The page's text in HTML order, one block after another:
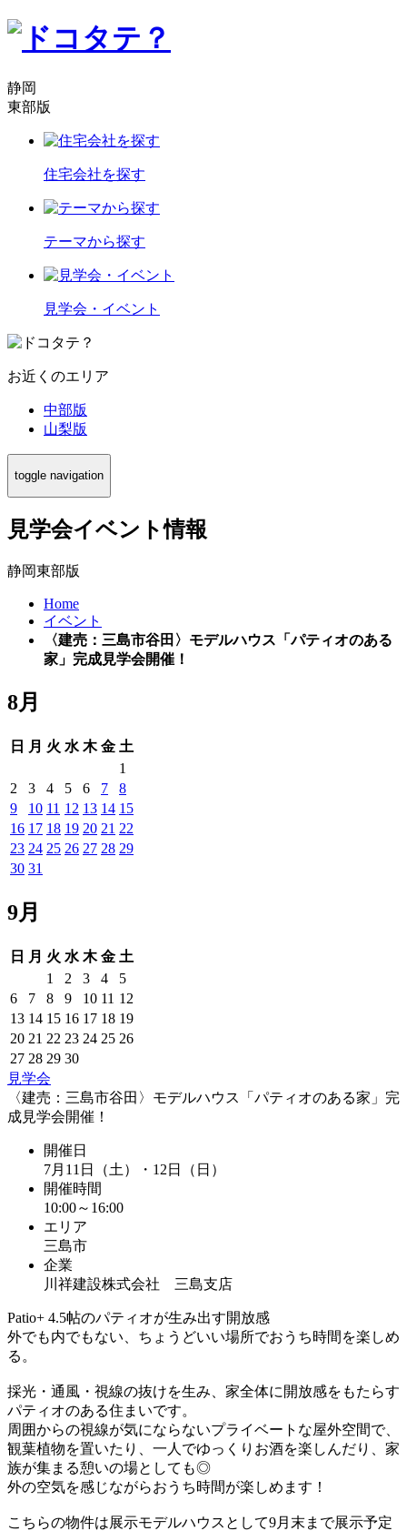
静岡
東部版
住宅会社を探す
テーマから探す
見学会・イベント
お近くのエリア
中部版
山梨版
toggle navigation
見学会イベント情報
静岡東部版
Home
イベント
〈建売：三島市谷田〉モデルハウス「パティオのある
家」完成見学会開催！
8月
日 月 火 水 木 金 土
1
2
3 4 5 6 7
8
9
10 11 12 13 14 15
16 17 18 19 20 21 22
23 24 25 26 27 28 29
30 31
9月
日 月 火 水 木 金 土
1
2 3 4
5
6
7 8 9 10 11 12
13 14 15 16 17 18 19
20 21 22 23 24 25 26
27 28 29 30
見学会
〈建売：三島市谷田〉モデルハウス「パティオのある家」完
成見学会開催！
開催日
7月11日（土）・12日（日）
開催時間
10:00～16:00
エリア
三島市
企業
川祥建設株式会社 三島支店
Patio+ 4.5帖のパティオが生み出す開放感
外でも内でもない、ちょうどいい場所でおうち時間を楽しめ
る。
採光・通風・視線の抜けを生み、家全体に開放感をもたらす
パティオのある住まいです。
周囲からの視線が気にならないプライベートな屋外空間で、
観葉植物を置いたり、一人でゆっくりお酒を楽しんだり、家
族が集まる憩いの場としても◎
外の空気を感じながらおうち時間が楽しめます！
こちらの物件は展示モデルハウスとして9月末まで展示予定